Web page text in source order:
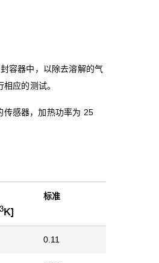
容器中，以除去溶解的气
应的测试。
传感器，加热功率为 25
K]
标准
0.11